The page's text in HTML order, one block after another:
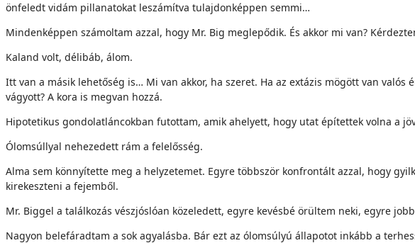
önfeledt vidám pillanatokat leszámítva tulajdonképpen semmi…
Mindenképpen számoltam azzal, hogy Mr. Big meglepődik. És akkor mi van?
Kaland volt, délibáb, álom.
Itt van a másik lehetőség is… Mi van akkor, ha szeret. Ha az extázis mögött van
vágyott? A kora is megvan hozzá.
Hipotetikus gondolatláncokban futottam, amik ahelyett, hogy utat építettek volna a
Ólomsúllyal nehezedett rám a felelősség.
Alma sem könnyítette meg a helyzetemet. Egyre többször konfrontált azzal, hogy
kirekeszteni a fejemből.
Mr. Biggel a találkozás vészjóslóan közeledett, egyre kevésbé örültem neki, egyre
Nagyon belefáradtam a sok agyalásba. Bár ezt az ólomsúlyú állapotot inkább a